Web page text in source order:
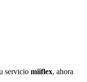
servicio miiflex, ahora